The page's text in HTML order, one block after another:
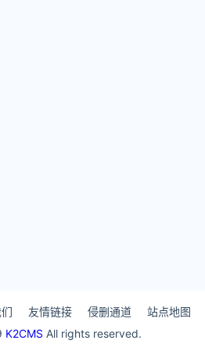
友情链接 侵删通道
站点地图
K2CMS All rights reserved.